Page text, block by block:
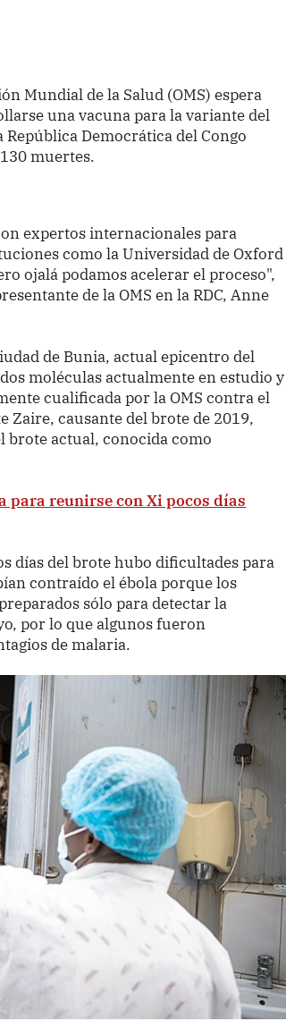
Mundial de la Salud (OMS) espera
una vacuna para la variante del
Democrática del Congo
muertes.
expertos internacionales para
como la Universidad de Oxford
ojalá podamos acelerar el proceso",
de la OMS en la RDC, Anne
de Bunia, actual epicentro del
moléculas actualmente en estudio y
cualificada por la OMS contra el
causante del brote de 2019,
brote actual, conocida como
para reunirse con Xi pocos días
días del brote hubo dificultades para
contraído el ébola porque los
sólo para detectar la
por lo que algunos fueron
de malaria.